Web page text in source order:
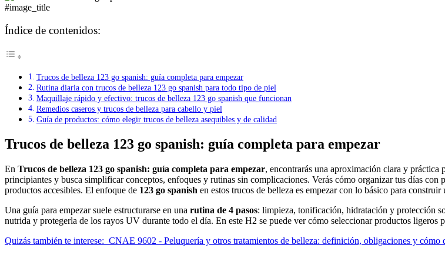
#image_title
Índice de contenidos:
Trucos de belleza 123 go spanish: guía completa para empezar
Rutina diaria con trucos de belleza 123 go spanish para todo tipo de piel
Maquillaje rápido y efectivo: trucos de belleza 123 go spanish que funcionan
Remedios caseros y trucos de belleza para cabello y piel
Guía de productos: cómo elegir trucos de belleza asequibles y de calidad
Trucos de belleza 123 go spanish: guía completa para empezar
En Trucos de belleza 123 go spanish: guía completa para empezar, encontrarás una aproximación clara y práctica
principiantes y busca simplificar conceptos, enfoques y rutinas sin complicaciones. Verás cómo organizar tus días
productos accesibles. El enfoque de 123 go spanish en estos trucos de belleza es empezar con lo básico para construir
Una guía para empezar suele estructurarse en una rutina de 4 pasos: limpieza, tonificación, hidratación y protección
nutrida y protegerla de los rayos UV durante todo el día. En este H2 se puede ver cómo seleccionar productos
Quizás también te interese: CNAE 9602 - Peluquería y otros tratamientos de belleza: definición, obligaciones y cómo